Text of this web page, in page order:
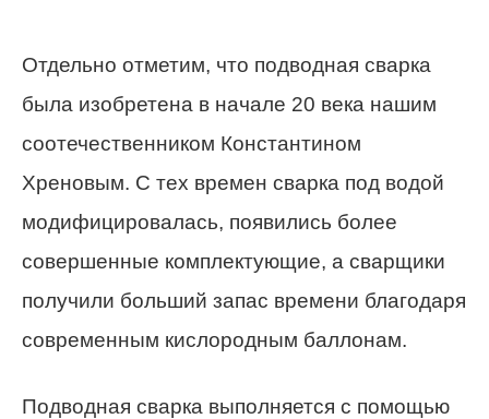
Отдельно отметим, что подводная сварка
была изобретена в начале 20 века нашим
соотечественником Константином
Хреновым. С тех времен сварка под водой
модифицировалась, появились более
совершенные комплектующие, а сварщики
получили больший запас времени благодаря
современным кислородным баллонам.
Подводная сварка выполняется с помощью